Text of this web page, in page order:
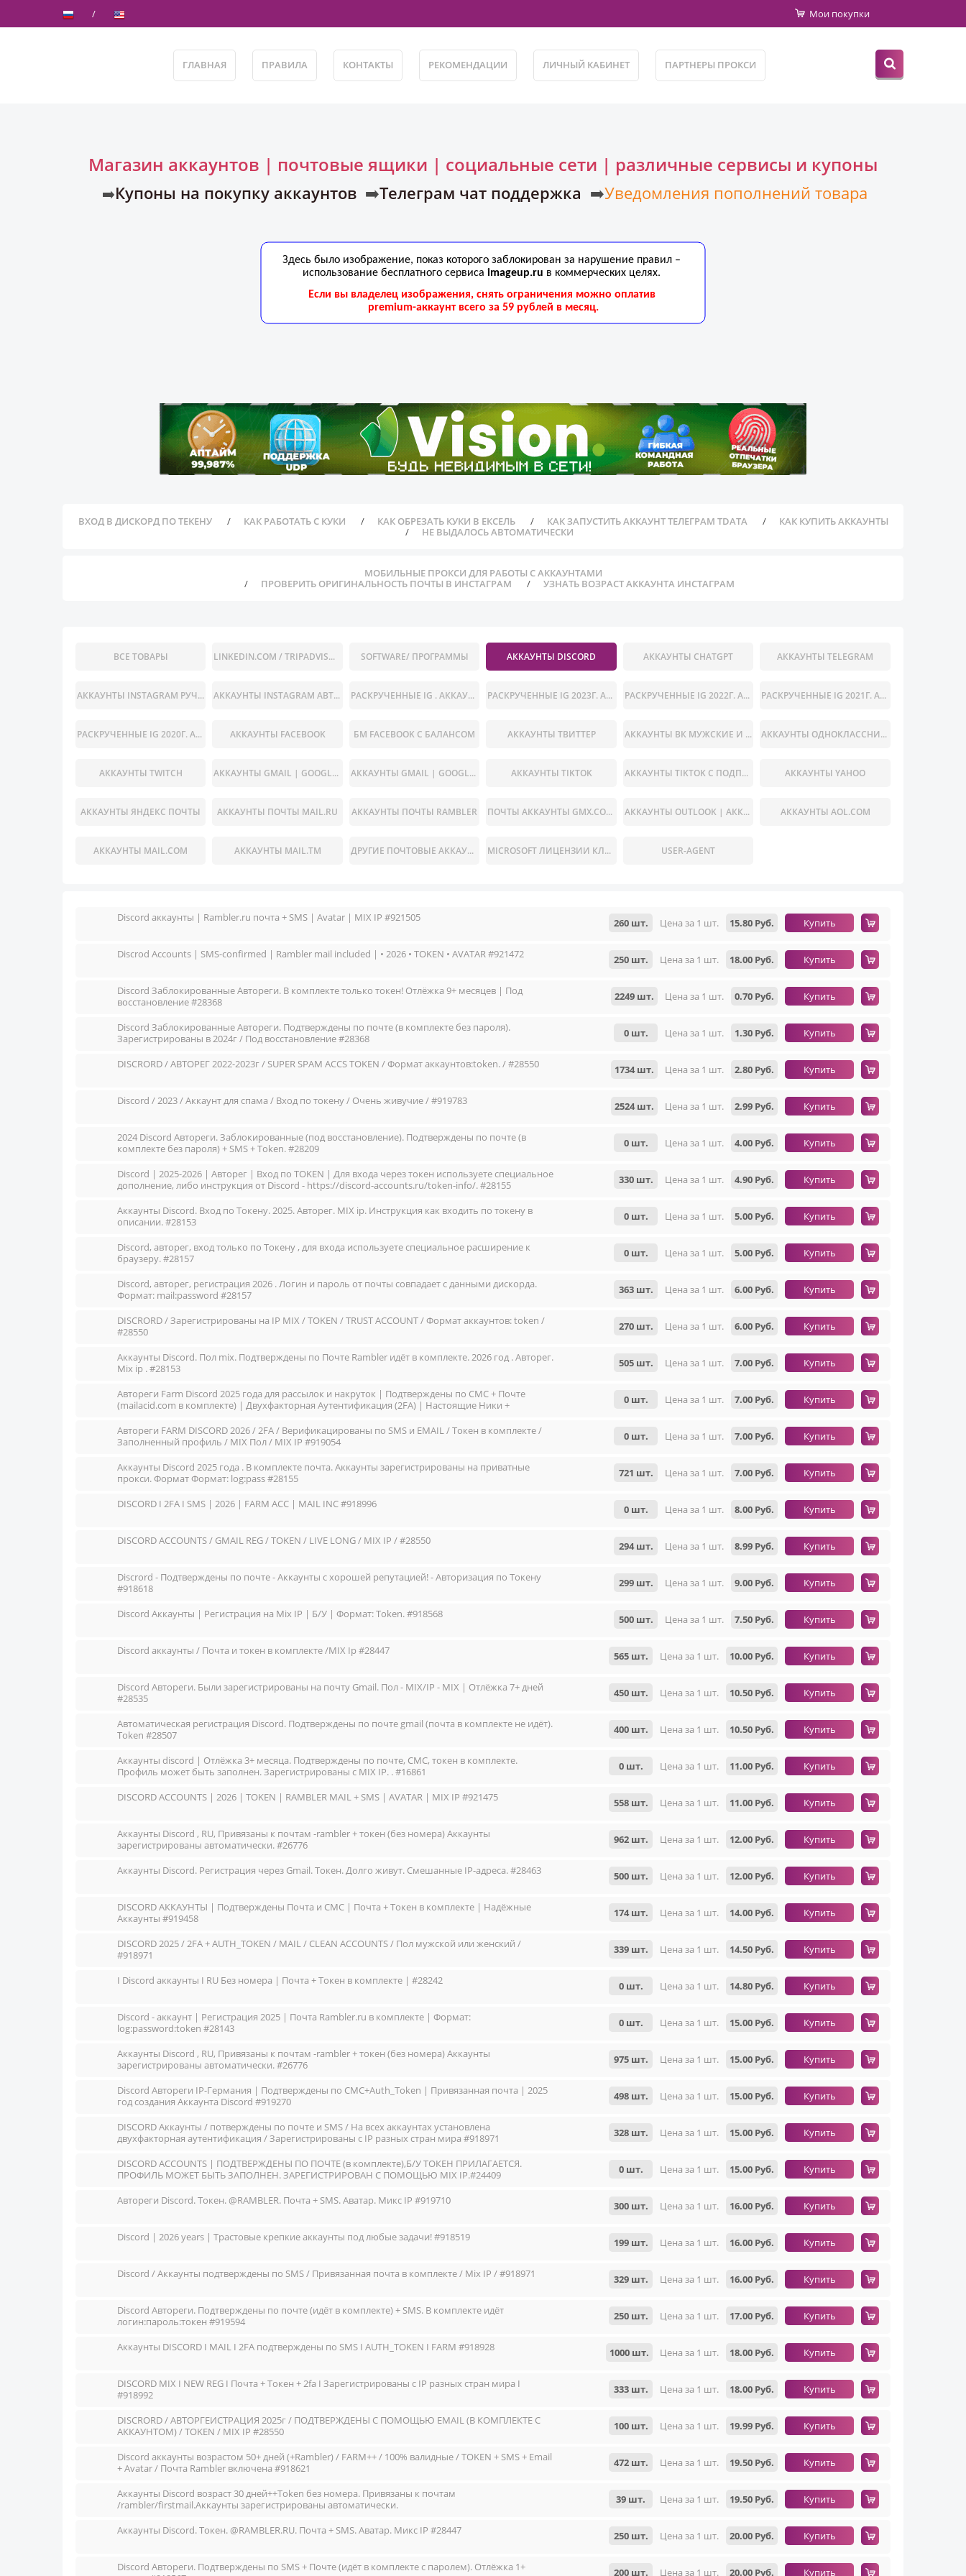
Мои покупки
ГЛАВНАЯ ПРАВИЛА КОНТАКТЫ РЕКОМЕНДАЦИИ ЛИЧНЫЙ КАБИНЕТ ПАРТНЕРЫ ПРОКСИ
Магазин аккаунтов | почтовые ящики | социальные сети | различные сервисы и купоны
➡️Купоны на покупку аккаунтов ➡️Телеграм чат поддержка ➡️Уведомления пополнений товара
ВХОД В ДИСКОРД ПО ТЕКЕНУ КАК РАБОТАТЬ С КУКИ КАК ОБРЕЗАТЬ КУКИ В ЕКСЕЛЬ КАК ЗАПУСТИТЬ АККАУНТ ТЕЛЕГРАМ TDATA
КАК КУПИТЬ АККАУНТЫ
НЕ ВЫДАЛОСЬ АВТОМАТИЧЕСКИ
МОБИЛЬНЫЕ ПРОКСИ ДЛЯ РАБОТЫ С АККАУНТАМИ
ПРОВЕРИТЬ ОРИГИНАЛЬНОСТЬ ПОЧТЫ В ИНСТАГРАМ
УЗНАТЬ ВОЗРАСТ АККАУНТА ИНСТАГРАМ
ВСЕ ТОВАРЫ LINKEDIN.COM / TRIPADVISOR / SNAPCHAT.COM / И ДРУГИЕ СЕРВИСЫ SOFTWARE/ ПРОГРАММЫ АККАУНТЫ DISCORD АККАУНТЫ CHATGPT АККАУНТЫ TELEGRAM
АККАУНТЫ INSTAGRAM РУЧНАЯ РЕГИСТРАЦИЯ . АККАУНТЫ INSTAGRAM АВТОРЕГИ РАСКРУЧЕННЫЕ IG . АККАУНТЫ ИНСТАГРАМ С РАЗНЫМ КОЛИЧЕСТВОМ ПОДПИСЧИКОВ (НАЖМИТЕ НА ТОВАР, ЧТОБЫ ПРОЧИТАТЬ ОПИСАНИИ, КОЛ-ВО ПУБЛИКАЦИЙ РАЗНОЕ ОТ ЭТОГО МЕНЯЕТСЯ СТОИМОСТЬ АККАУНТА) РАСКРУЧЕННЫЕ IG 2023Г. АККАУНТЫ ИНСТАГРАМ С РАЗНЫМ КОЛИЧЕСТВОМ ПОДПИСЧИКОВ (НАЖМИТЕ НА ТОВАР, ЧТОБЫ ПРОЧИТАТЬ ОПИСАНИИ, КОЛ-ВО ПУБЛИКАЦИЙ РАЗНОЕ ОТ ЭТОГО МЕНЯЕТСЯ СТОИМОСТЬ АККАУНТА) РАСКРУЧЕННЫЕ IG 2022Г. АККАУНТЫ ИНСТАГРАМ С РАЗНЫМ КОЛИЧЕСТВОМ ПОДПИСЧИКОВ (НАЖМИТЕ НА ТОВАР, ЧТОБЫ ПРОЧИТАТЬ ОПИСАНИИ, КОЛ-ВО ПУБЛИКАЦИЙ РАЗНОЕ ОТ ЭТОГО МЕНЯЕТСЯ СТОИМОСТЬ АККАУНТА) РАСКРУЧЕННЫЕ IG 2021Г. АККАУНТЫ ИНСТАГРАМ С РАЗНЫМ КОЛИЧЕСТВОМ ПОДПИСЧИКОВ (НАЖМИТЕ НА ТОВАР, ЧТОБЫ ПРОЧИТАТЬ ОПИСАНИИ, КОЛ-ВО ПУБЛИКАЦИЙ РАЗНОЕ ОТ ЭТОГО МЕНЯЕТСЯ СТОИМОСТЬ АККАУНТА)
РАСКРУЧЕННЫЕ IG 2020Г. АККАУНТЫ ИНСТАГРАМ С РАЗНЫМ КОЛИЧЕСТВОМ ПОДПИСЧИКОВ (НАЖМИТЕ НА ТОВАР, ЧТОБЫ ПРОЧИТАТЬ ОПИСАНИИ, КОЛ-ВО ПУБЛИКАЦИЙ РАЗНОЕ ОТ ЭТОГО МЕНЯЕТСЯ СТОИМОСТЬ АККАУНТА) АККАУНТЫ FACEBOOK БМ FACEBOOK С БАЛАНСОМ АККАУНТЫ ТВИТТЕР АККАУНТЫ ВК МУЖСКИЕ И ЖЕНСКИЕ АККАУНТЫ ОДНОКЛАССНИКИ
АККАУНТЫ TWITCH АККАУНТЫ GMAIL | GOOGLE | YOUTUBE АККАУНТЫ GMAIL | GOOGLE | YOUTUBE | С ВОЗРАСТОМ АККАУНТЫ TIKTOK АККАУНТЫ TIKTOK С ПОДПИСЧИКАМИ АККАУНТЫ YAHOO
АККАУНТЫ ЯНДЕКС ПОЧТЫ АККАУНТЫ ПОЧТЫ MAIL.RU АККАУНТЫ ПОЧТЫ RAMBLER ПОЧТЫ АККАУНТЫ GMX.COM | GMX.NET АККАУНТЫ OUTLOOK | АККАУНТЫ HOTMAIL АККАУНТЫ AOL.COM
АККАУНТЫ MAIL.COM АККАУНТЫ MAIL.TM ДРУГИЕ ПОЧТОВЫЕ АККАУНТЫ MICROSOFT ЛИЦЕНЗИИ КЛЮЧИ USER-AGENT
Купить
15.80 Руб.
Цена за 1 шт.
260 шт.
Discord аккаунты | Rambler.ru почта + SMS | Avatar | MIX IP #921505
Купить
18.00 Руб.
Цена за 1 шт.
250 шт.
Discrod Accounts | SMS-confirmed | Rambler mail included | • 2026 • TOKEN • AVATAR #921472
Купить
0.70 Руб.
Цена за 1 шт.
2249 шт.
Discord Заблокированные Автореги. В комплекте только токен! Отлёжка 9+ месяцев | Под
восстановление #28368
Купить
1.30 Руб.
Цена за 1 шт.
0 шт.
Discord Заблокированные Автореги. Подтверждены по почте (в комплекте без пароля).
Зарегистрированы в 2024г / Под восстановление #28368
Купить
2.80 Руб.
Цена за 1 шт.
1734 шт.
DISCRORD / АВТОРЕГ 2022-2023г / SUPER SPAM ACCS TOKEN / Формат аккаунтов:token. / #28550
Купить
2.99 Руб.
Цена за 1 шт.
2524 шт.
Discord / 2023 / Аккаунт для спама / Вход по токену / Очень живучие / #919783
Купить
4.00 Руб.
Цена за 1 шт.
0 шт.
2024 Discord Автореги. Заблокированные (под восстановление). Подтверждены по почте (в
комплекте без пароля) + SMS + Token. #28209
Купить
4.90 Руб.
Цена за 1 шт.
330 шт.
Discord | 2025-2026 | Авторег | Вход по TOKEN | Для входа через токен используете специальное
дополнение, либо инструкция от Discord - https://discord-accounts.ru/token-info/. #28155
Купить
5.00 Руб.
Цена за 1 шт.
0 шт.
Аккаунты Discord. Вход по Токену. 2025. Авторег. MIX ip. Инструкция как входить по токену в
описании. #28153
Купить
5.00 Руб.
Цена за 1 шт.
0 шт.
Discord, авторег, вход только по Токену , для входа используете специальное расширение к
браузеру. #28157
Купить
6.00 Руб.
Цена за 1 шт.
363 шт.
Discord, авторег, регистрация 2026 . Логин и пароль от почты совпадает с данными дискорда.
Формат: mail:password #28157
Купить
6.00 Руб.
Цена за 1 шт.
270 шт.
DISCRORD / Зарегистрированы на IP MIX / TOKEN / TRUST ACCOUNT / Формат аккаунтов: token /
#28550
Купить
7.00 Руб.
Цена за 1 шт.
505 шт.
Аккаунты Discord. Пол mix. Подтверждены по Почте Rambler идёт в комплекте. 2026 год . Авторег.
Mix ip . #28153
Купить
7.00 Руб.
Цена за 1 шт.
0 шт.
Автореги Farm Discord 2025 года для рассылок и накруток | Подтверждены по СМС + Почте
(mailacid.com в комплекте) | Двухфакторная Аутентификация (2FA) | Настоящие Ники +
Купить
7.00 Руб.
Цена за 1 шт.
0 шт.
Автореги FARM DISCORD 2026 / 2FA / Верификацированы по SMS и EMAIL / Токен в комплекте /
Заполненный профиль / MIX Пол / MIX IP #919054
Купить
7.00 Руб.
Цена за 1 шт.
721 шт.
Аккаунты Discord 2025 года . В комплекте почта. Аккаунты зарегистрированы на приватные
прокси. Формат Формат: log:pass #28155
Купить
8.00 Руб.
Цена за 1 шт.
0 шт.
DISCORD I 2FA I SMS | 2026 | FARM ACC | MAIL INC #918996
Купить
8.99 Руб.
Цена за 1 шт.
294 шт.
DISCORD ACCOUNTS / GMAIL REG / TOKEN / LIVE LONG / MIX IP / #28550
Купить
9.00 Руб.
Цена за 1 шт.
299 шт.
Discrord - Подтверждены по почте - Аккаунты с хорошей репутацией! - Авторизация по Токену
#918618
Купить
7.50 Руб.
Цена за 1 шт.
500 шт.
Discord Аккаунты | Регистрация на Mix IP | Б/У | Формат: Token. #918568
Купить
10.00 Руб.
Цена за 1 шт.
565 шт.
Discord аккаунты / Почта и токен в комплекте /MIX Ip #28447
Купить
10.50 Руб.
Цена за 1 шт.
450 шт.
Discord Автореги. Были зарегистрированы на почту Gmail. Пол - MIX/IP - MIX | Отлёжка 7+ дней
#28535
Купить
10.50 Руб.
Цена за 1 шт.
400 шт.
Автоматическая регистрация Discord. Подтверждены по почте gmail (почта в комплекте не идёт).
Token #28507
Купить
11.00 Руб.
Цена за 1 шт.
0 шт.
Аккаунты discord | Отлёжка 3+ месяца. Подтверждены по почте, СМС, токен в комплекте.
Профиль может быть заполнен. Зарегистрированы с MIX IP. . #16861
Купить
11.00 Руб.
Цена за 1 шт.
558 шт.
DISCORD ACCOUNTS | 2026 | TOKEN | RAMBLER MAIL + SMS | AVATAR | MIX IP #921475
Купить
12.00 Руб.
Цена за 1 шт.
962 шт.
Аккаунты Discord , RU, Привязаны к почтам -rambler + токен (без номера) Аккаунты
зарегистрированы автоматически. #26776
Купить
12.00 Руб.
Цена за 1 шт.
500 шт.
Аккаунты Discord. Регистрация через Gmail. Токен. Долго живут. Смешанные IP-адреса. #28463
Купить
14.00 Руб.
Цена за 1 шт.
174 шт.
DISCORD АККАУНТЫ | Подтверждены Почта и СМС | Почта + Токен в комплекте | Надёжные
Аккаунты #919458
Купить
14.50 Руб.
Цена за 1 шт.
339 шт.
DISCORD 2025 / 2FA + AUTH_TOKEN / MAIL / CLEAN ACCOUNTS / Пол мужской или женский /
#918971
Купить
14.80 Руб.
Цена за 1 шт.
0 шт.
I Discord аккаунты I RU Без номера | Почта + Токен в комплекте | #28242
Купить
15.00 Руб.
Цена за 1 шт.
0 шт.
Discord - аккаунт | Регистрация 2025 | Почта Rambler.ru в комплекте | Формат:
log:password:token #28143
Купить
15.00 Руб.
Цена за 1 шт.
975 шт.
Аккаунты Discord , RU, Привязаны к почтам -rambler + токен (без номера) Аккаунты
зарегистрированы автоматически. #26776
Купить
15.00 Руб.
Цена за 1 шт.
498 шт.
Discord Автореги IP-Германия | Подтверждены по СМС+Auth_Token | Привязанная почта | 2025
год создания Аккаунта Discord #919270
Купить
15.00 Руб.
Цена за 1 шт.
328 шт.
DISCORD Аккаунты / потверждены по почте и SMS / На всех аккаунтах установлена
двухфакторная аутентификация / Зарегистрированы с IP разных стран мира #918971
Купить
15.00 Руб.
Цена за 1 шт.
0 шт.
DISCORD ACCOUNTS | ПОДТВЕРЖДЕНЫ ПО ПОЧТЕ (в комплекте),Б/У ТОКЕН ПРИЛАГАЕТСЯ.
ПРОФИЛЬ МОЖЕТ БЫТЬ ЗАПОЛНЕН. ЗАРЕГИСТРИРОВАН С ПОМОЩЬЮ MIX IP.#24409
Купить
16.00 Руб.
Цена за 1 шт.
300 шт.
Автореги Discord. Токен. @RAMBLER. Почта + SMS. Аватар. Микс IP #919710
Купить
16.00 Руб.
Цена за 1 шт.
199 шт.
Discord | 2026 years | Трастовые крепкие аккаунты под любые задачи! #918519
Купить
16.00 Руб.
Цена за 1 шт.
329 шт.
Discord / Аккаунты подтверждены по SMS / Привязанная почта в комплекте / Mix IP / #918971
Купить
17.00 Руб.
Цена за 1 шт.
250 шт.
Discord Автореги. Подтверждены по почте (идёт в комплекте) + SMS. В комплекте идёт
логин:пароль:токен #919594
Купить
18.00 Руб.
Цена за 1 шт.
1000 шт.
Аккаунты DISCORD I MAIL I 2FA подтверждены по SMS I AUTH_TOKEN I FARM #918928
Купить
18.00 Руб.
Цена за 1 шт.
333 шт.
DISCORD MIX I NEW REG I Почта + Токен + 2fa I Зарегистрированы с IP разных стран мира I
#918992
Купить
19.99 Руб.
Цена за 1 шт.
100 шт.
DISCRORD / АВТОРГЕИСТРАЦИЯ 2025г / ПОДТВЕРЖДЕНЫ С ПОМОЩЬЮ EMAIL (В КОМПЛЕКТЕ С
АККАУНТОМ) / TOKEN / MIX IP #28550
Купить
19.50 Руб.
Цена за 1 шт.
472 шт.
Discord аккаунты возрастом 50+ дней (+Rambler) / FARM++ / 100% валидные / TOKEN + SMS + Email
+ Avatar / Почта Rambler включена #918621
Купить
19.50 Руб.
Цена за 1 шт.
39 шт.
Аккаунты Discord возраст 30 дней++Token без номера. Привязаны к почтам
/rambler/firstmail.Аккаунты зарегистрированы автоматически.
Купить
20.00 Руб.
Цена за 1 шт.
250 шт.
Аккаунты Discord. Токен. @RAMBLER.RU. Почта + SMS. Аватар. Микс IP #28447
Купить
20.00 Руб.
Цена за 1 шт.
200 шт.
Discord Автореги. Подтверждены по SMS + Почте (идёт в комплекте с паролем). Отлёжка 1+
Всего позиций в корзине